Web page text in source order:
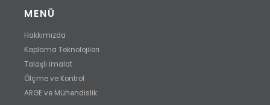
MENÜ
Hakkımızda
Kaplama Teknolojileri
Talaşlı İmalat
Ölçme ve Kontrol
ARGE ve Mühendislik